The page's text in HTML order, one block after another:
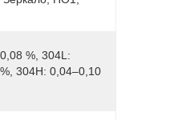
%, 304L:
304H: 0,04–0,10